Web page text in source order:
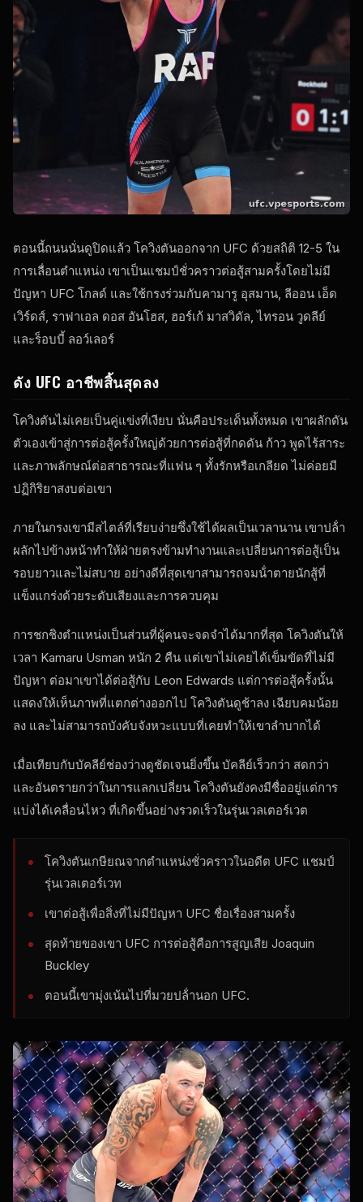
ตอนนี้ถนนนั่นดูปิดแล้ว โควิงตันออกจาก UFC ด้วยสถิติ 12-5 ใน
การเลื่อนตําแหน่ง เขาเป็นแชมป์ชั่วคราวต่อสู้สามครั้งโดยไม่มี
ปัญหา UFC โกลด์ และใช้กรงร่วมกับคามารู อุสมาน, ลีออน เอ็ด
เวิร์ดส์, ราฟาเอล ดอส อันโฮส, ฮอร์เก้ มาสวิดัล, ไทรอน วูดลีย์
และร็อบบี้ ลอว์เลอร์
ดัง UFC อาชีพสิ้นสุดลง
โควิงตันไม่เคยเป็นคู่แข่งที่เงียบ นั่นคือประเด็นทั้งหมด เขาผลักดัน
ตัวเองเข้าสู่การต่อสู้ครั้งใหญ่ด้วยการต่อสู้ที่กดดัน ก้าว พูดไร้สาระ
และภาพลักษณ์ต่อสาธารณะที่แฟน ๆ ทั้งรักหรือเกลียด ไม่ค่อยมี
ปฏิกิริยาสงบต่อเขา
ภายในกรงเขามีสไตล์ที่เรียบง่ายซึ่งใช้ได้ผลเป็นเวลานาน เขาปล้ํา
ผลักไปข้างหน้าทําให้ฝ่ายตรงข้ามทํางานและเปลี่ยนการต่อสู้เป็น
รอบยาวและไม่สบาย อย่างดีที่สุดเขาสามารถจมน้ําตายนักสู้ที่
แข็งแกร่งด้วยระดับเสียงและการควบคุม
การชกชิงตําแหน่งเป็นส่วนที่ผู้คนจะจดจําได้มากที่สุด โควิงตันให้
เวลา Kamaru Usman หนัก 2 คืน แต่เขาไม่เคยได้เข็มขัดที่ไม่มี
ปัญหา ต่อมาเขาได้ต่อสู้กับ Leon Edwards แต่การต่อสู้ครั้งนั้น
แสดงให้เห็นภาพที่แตกต่างออกไป โควิงตันดูช้าลง เฉียบคมน้อย
ลง และไม่สามารถบังคับจังหวะแบบที่เคยทําให้เขาลําบากได้
เมื่อเทียบกับบัคลีย์ช่องว่างดูชัดเจนยิ่งขึ้น บัคลีย์เร็วกว่า สดกว่า
และอันตรายกว่าในการแลกเปลี่ยน โควิงตันยังคงมีชื่ออยู่แต่การ
แบ่งได้เคลื่อนไหว ที่เกิดขึ้นอย่างรวดเร็วในรุ่นเวลเตอร์เวต
โควิงตันเกษียณจากตําแหน่งชั่วคราวในอดีต UFC แชมป์
รุ่นเวลเตอร์เวท
เขาต่อสู้เพื่อสิ่งที่ไม่มีปัญหา UFC ชื่อเรื่องสามครั้ง
สุดท้ายของเขา UFC การต่อสู้คือการสูญเสีย Joaquin
Buckley
ตอนนี้เขามุ่งเน้นไปที่มวยปล้ํานอก UFC.